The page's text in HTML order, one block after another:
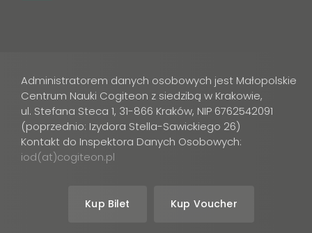
Administratorem danych osobowych jest Małopolskie
Centrum Nauki Cogiteon z siedzibą w Krakowie,
ul. Stefana Steca 1, 31-866 Kraków, NIP 6762542091
(poprzednio: Izydora Stella-Sawickiego 26)
Kontakt do Inspektora Danych Osobowych:
iod(at)cogiteon.pl
Kup Bilet Kup Voucher